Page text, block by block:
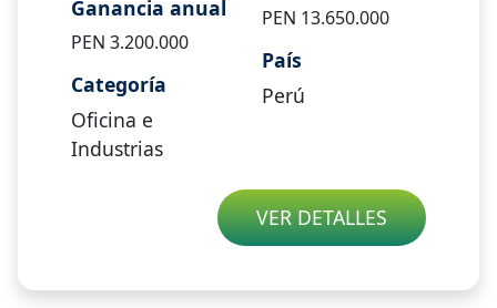
Ganancia anual
PEN 3.200.000
Categoría
Oficina e
Industrias
PEN 13.650.000
País
Perú
VER DETALLES